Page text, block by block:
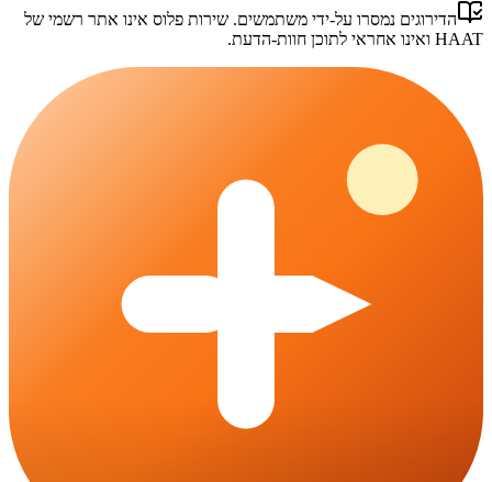
הדירוגים נמסרו על-ידי משתמשים. שירות פלוס אינו אתר רשמי של
HAAT ואינו אחראי לתוכן חוות-הדעת.